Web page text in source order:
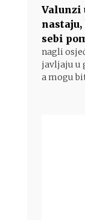
Valunzi
sebi
nagli
javljaju u
a mogu